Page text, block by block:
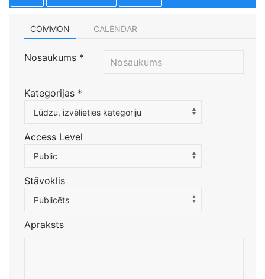
COMMON CALENDAR
Nosaukums *
Kategorijas *
Atlasiet kategoriju, lai filtrētu sarakstu
Lūdzu, izvēlieties kategoriju
Access Level
Public
Stāvoklis
Publicēts
Apraksts